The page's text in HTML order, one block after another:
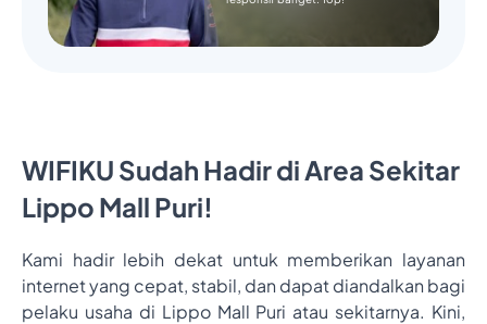
WIFIKU Sudah Hadir di Area Sekitar
Lippo Mall Puri!
Kami hadir lebih dekat untuk memberikan layanan
internet yang cepat, stabil, dan dapat diandalkan bagi
pelaku usaha di Lippo Mall Puri atau sekitarnya. Kini,